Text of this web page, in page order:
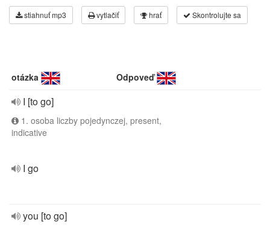
stiahnuť mp3 vytlačiť hrať Skontrolujte sa
otázka Odpoveď
I [to go]
1. osoba liczby pojedynczej, present,
indicative
I go
you [to go]